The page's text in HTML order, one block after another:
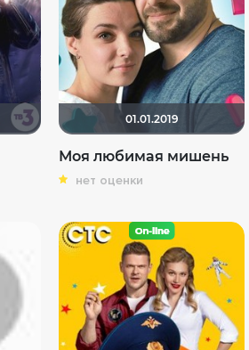
01.01.2019
Моя любимая мишень
нет оценки